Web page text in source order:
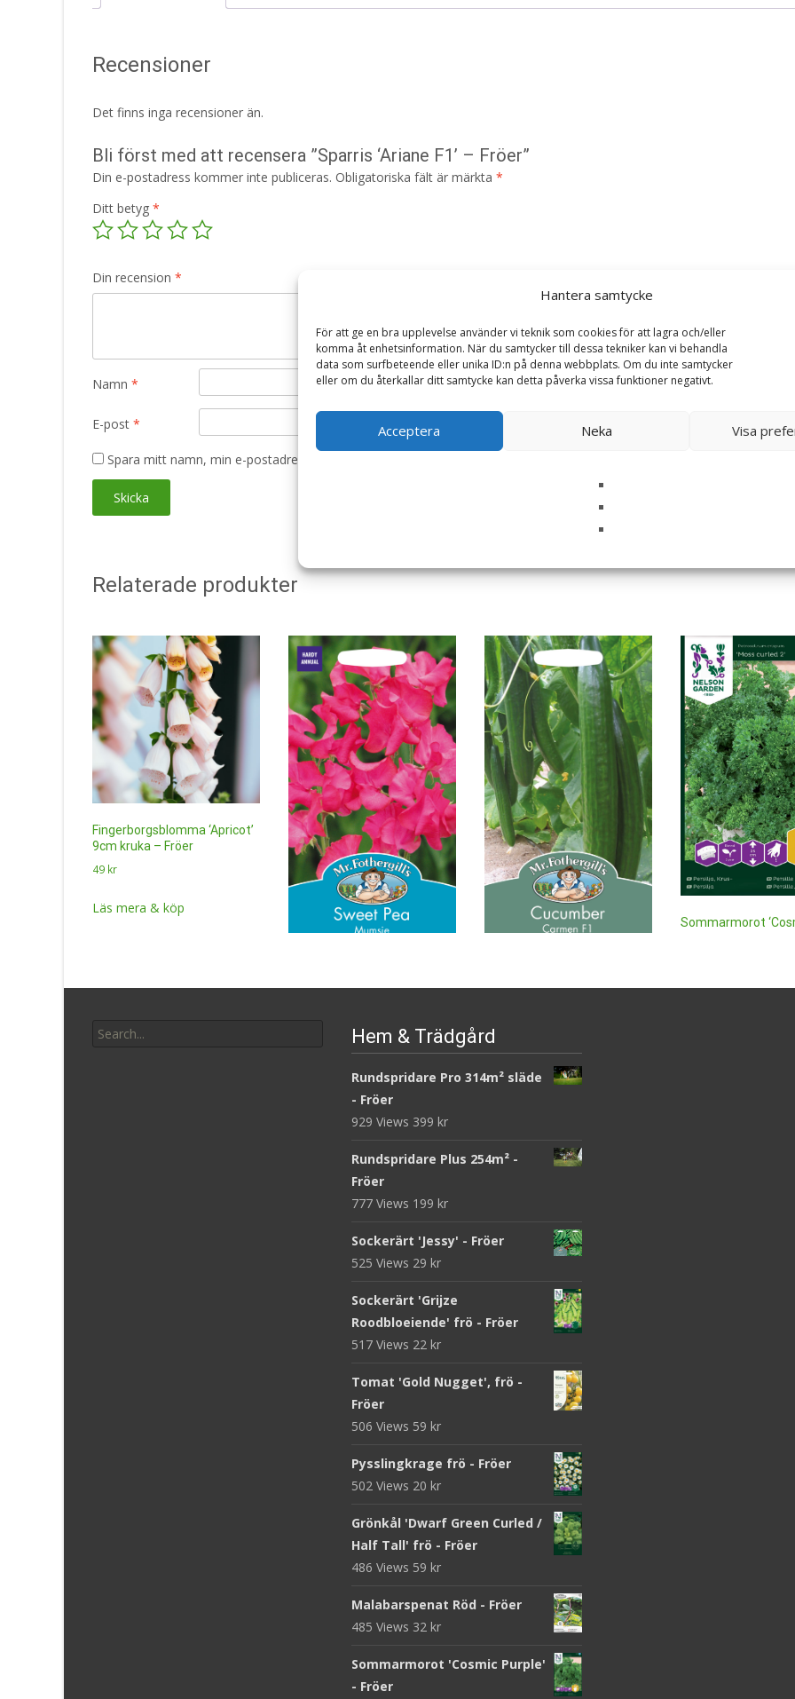
Hantera samtycke
För att ge en bra upplevelse använder vi teknik som cookies för att lagra och/eller
komma åt enhetsinformation. När du samtycker till dessa tekniker kan vi behandla
data som surfbeteende eller unika ID:n på denna webbplats. Om du inte samtycker
eller om du återkallar ditt samtycke kan detta påverka vissa funktioner negativt.
Acceptera Neka Visa
Recensioner
Det finns inga recensioner än.
Bli först med att recensera ”Sparris ‘Ariane F1’ – Fröer”
Din e-postadress kommer inte publiceras. Obligatoriska fält är märkta *
Ditt betyg *
Din recension *
Namn *
E-post *
Spara mitt namn, min e-postadress och webbplats i denna webbläsare till nästa gång jag skriver en kommentar.
Relaterade produkter
Fingerborgsblomma ‘Apricot’
9cm kruka – Fröer
49 kr
Läs mera & köp
Läs mera & köp
Läs mera & köp
Sommarmorot
for:
Hem & Trädgård
Rundspridare Pro 314m² släde
- Fröer
929 Views 399 kr
Rundspridare Plus 254m² -
Fröer
777 Views 199 kr
Sockerärt 'Jessy' - Fröer
525 Views 29 kr
Sockerärt 'Grijze
Roodbloeiende' frö - Fröer
517 Views 22 kr
Tomat 'Gold Nugget', frö -
Fröer
506 Views 59 kr
Pysslingkrage frö - Fröer
502 Views 20 kr
Grönkål 'Dwarf Green Curled /
Half Tall' frö - Fröer
486 Views 59 kr
Malabarspenat Röd - Fröer
485 Views 32 kr
Sommarmorot 'Cosmic Purple'
- Fröer